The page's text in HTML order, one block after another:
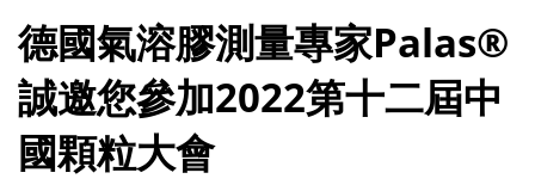
德國氣溶膠測量專家Palas®
誠邀您參加2022第十二屆中
國顆粒大會